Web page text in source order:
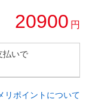
20900 円
払いで
リポイントについて